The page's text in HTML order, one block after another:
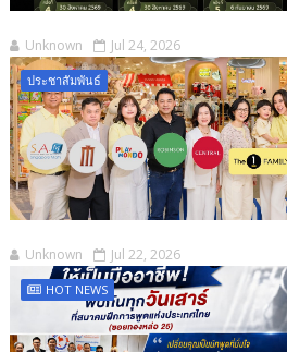
Unknown Jul 24, 2026
ประชาสัมพันธ์
Unknown Jul 22, 2026
HOT NEWS